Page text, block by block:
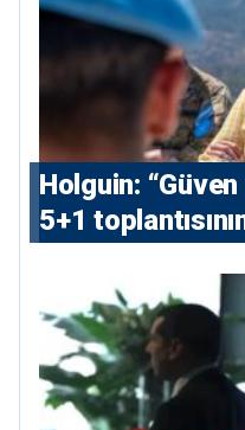
⁠Holguin:
5+1